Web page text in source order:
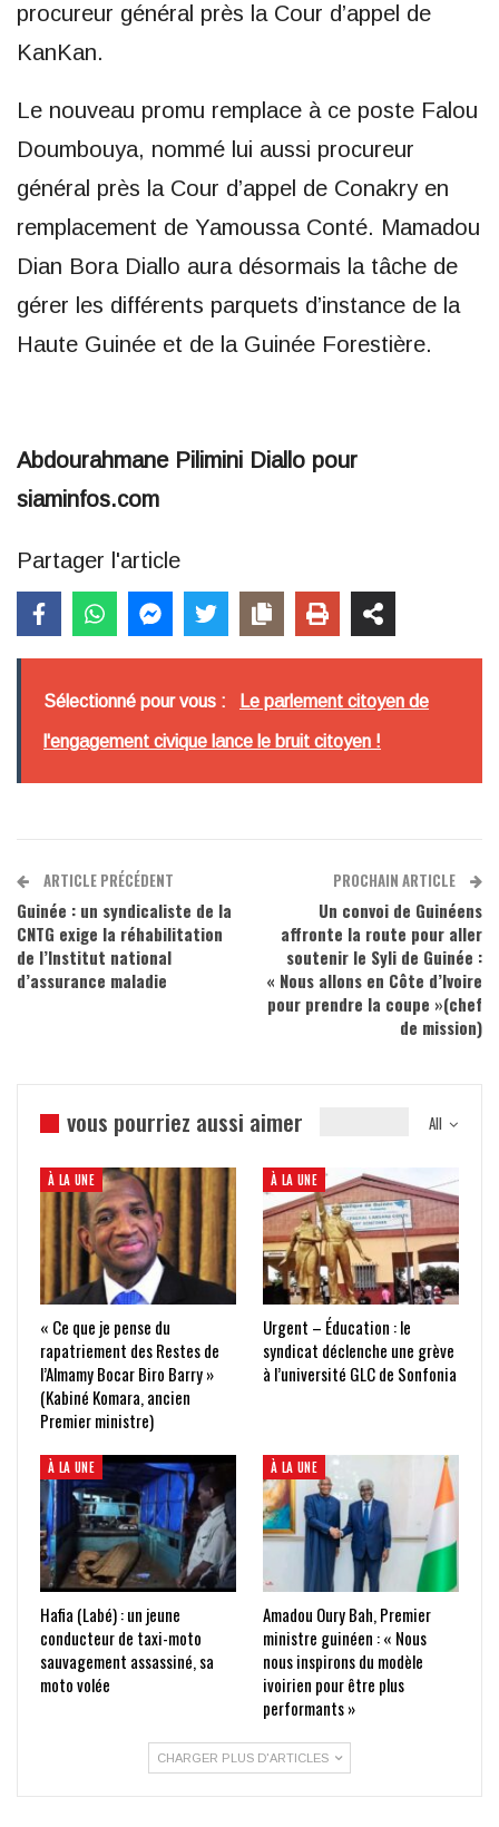
procureur général près la Cour d’appel de
KanKan.
Le nouveau promu remplace à ce poste Falou
Doumbouya, nommé lui aussi procureur
général près la Cour d’appel de Conakry en
remplacement de Yamoussa Conté. Mamadou
Dian Bora Diallo aura désormais la tâche de
gérer les différents parquets d’instance de la
Haute Guinée et de la Guinée Forestière.
Abdourahmane Pilimini Diallo pour
siaminfos.com
Partager l'article
Sélectionné pour vous : Le parlement citoyen de
l'engagement civique lance le bruit citoyen !
ARTICLE PRÉCÉDENT
Guinée : un syndicaliste de la
CNTG exige la réhabilitation
de l’Institut national
d’assurance maladie
PROCHAIN ARTICLE
Un convoi de Guinéens
affronte la route pour aller
soutenir le Syli de Guinée :
« Nous allons en Côte d’Ivoire
pour prendre la coupe »(chef
de mission)
All
vous pourriez aussi aimer
À LA UNE
« Ce que je pense du
rapatriement des Restes de
l’Almamy Bocar Biro Barry »
(Kabiné Komara, ancien
Premier ministre)
À LA UNE
Urgent – Éducation : le
syndicat déclenche une grève
à l’université GLC de Sonfonia
À LA UNE
Hafia (Labé) : un jeune
conducteur de taxi-moto
sauvagement assassiné, sa
moto volée
À LA UNE
Amadou Oury Bah, Premier
ministre guinéen : « Nous
nous inspirons du modèle
ivoirien pour être plus
performants »
CHARGER PLUS D'ARTICLES